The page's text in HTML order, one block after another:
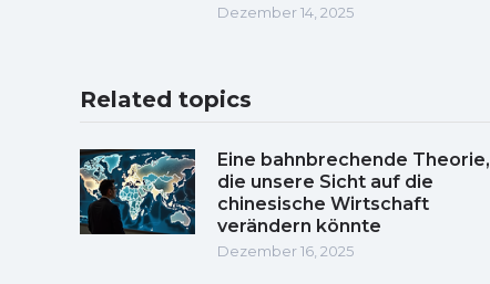
Dezember 14, 2025
Related topics
Eine bahnbrechende Theorie,
die unsere Sicht auf die
chinesische Wirtschaft
verändern könnte
Dezember 16, 2025